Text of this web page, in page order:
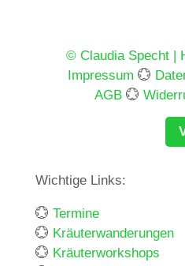
© Claudia Specht |
Impressum 💮
AGB💮
Wichtige Links:
💮 Termine
💮 Kräuterwanderungen
💮 Kräuterworkshops